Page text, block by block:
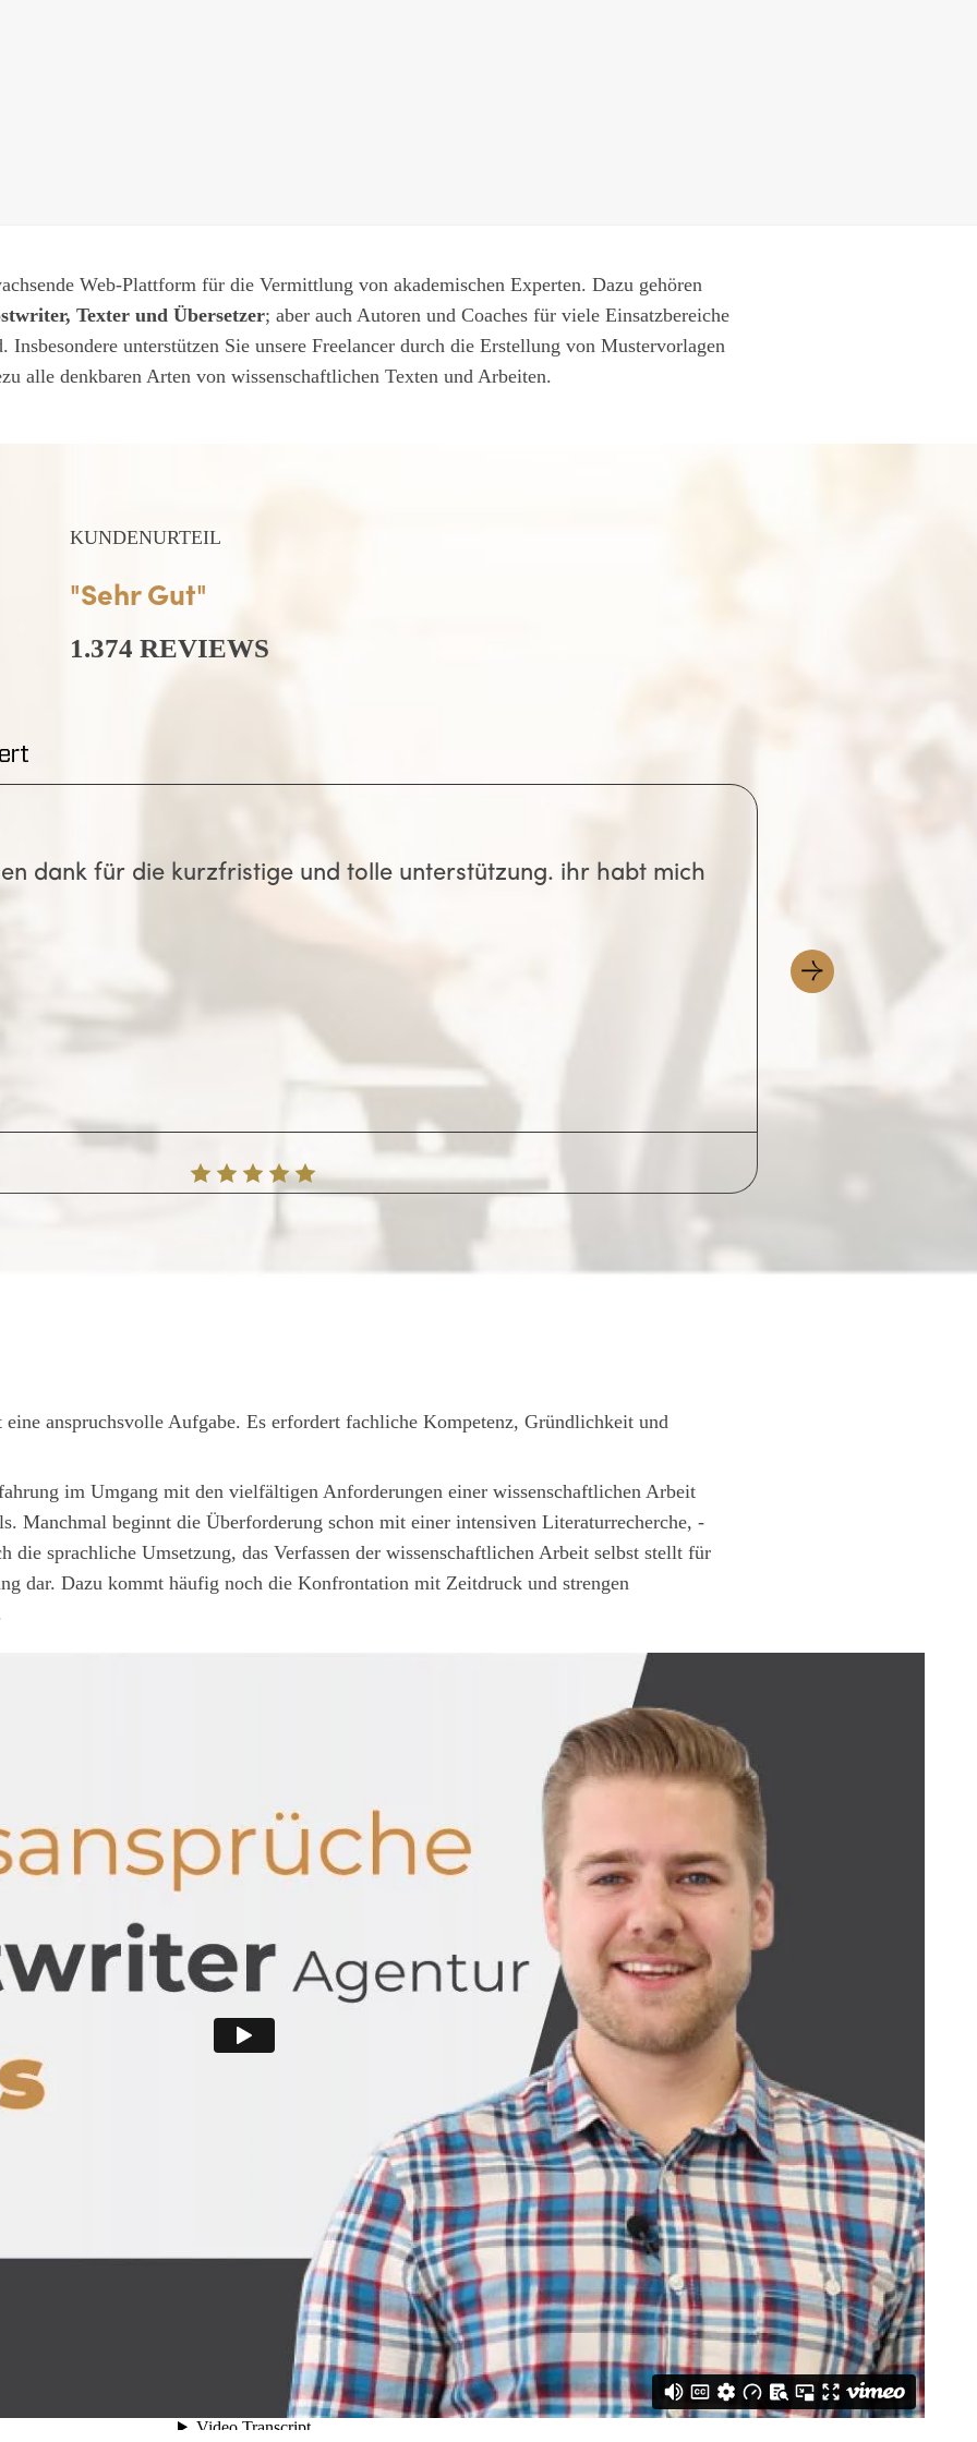
Web-Plattform für die Vermittlung von akademischen Experten. Dazu gehören
Texter und Übersetzer; aber auch Autoren und Coaches für viele Einsatzbereiche
unterstützen Sie unsere Freelancer durch die Erstellung von Mustervorlagen
alle denkbaren Arten von wissenschaftlichen Texten und Arbeiten.
KUNDENURTEIL
"Sehr Gut"
1.374 REVIEWS
während der letzten Jahre meines Studiums zuerst die
ausprobiert und kam erst nach ein paar Versuchen zu
habe ich für mein Geld hier den besten Service und die
Gern möchte ich Frau Maria Sommer besonders loben,
dem gesamten Auftrag super begleitet hat, transparent
und dafür gesorgt hat, dass ich am Ende eine zu 100%
Arbeit erhalten habe. Von un an, nur noch GWriters!!!
anspruchsvolle Aufgabe. Es erfordert fachliche Kompetenz, Gründlichkeit und
im Umgang mit den vielfältigen Anforderungen einer wissenschaftlichen Arbeit
Manchmal beginnt die Überforderung schon mit einer intensiven Literaturrecherche, -
die sprachliche Umsetzung, das Verfassen der wissenschaftlichen Arbeit selbst stellt für
dar. Dazu kommt häufig noch die Konfrontation mit Zeitdruck und strengen